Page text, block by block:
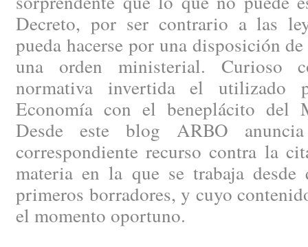
Decreto, por ser contrario a las
pueda hacerse por una disposición
una orden ministerial. Curioso
normativa invertida el
Economía con el beneplácito del
Desde este blog ARBO
correspondiente recurso contra la
materia en la que se trabaja
primeros borradores, y cuyo
el momento oportuno.